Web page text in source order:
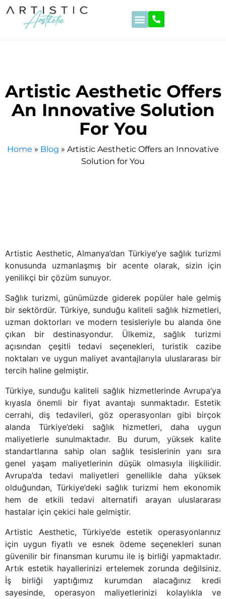
Artistic Aesthetic Offers
An Innovative Solution
For You
Home » Blog » Artistic Aesthetic Offers an Innovative
Solution for You
Artistic Aesthetic, Almanya’dan Türkiye’ye sağlık turizmi
konusunda uzmanlaşmış bir acente olarak, sizin için
yenilikçi bir çözüm sunuyor.
Sağlık turizmi, günümüzde giderek popüler hale gelmiş
bir sektördür. Türkiye, sunduğu kaliteli sağlık hizmetleri,
uzman doktorları ve modern tesisleriyle bu alanda öne
çıkan bir destinasyondur. Ülkemiz, sağlık turizmi
açısından çeşitli tedavi seçenekleri, turistik cazibe
noktaları ve uygun maliyet avantajlarıyla uluslararası bir
tercih haline gelmiştir.
Türkiye, sunduğu kaliteli sağlık hizmetlerinde Avrupa’ya
kıyasla önemli bir fiyat avantajı sunmaktadır. Estetik
cerrahi, diş tedavileri, göz operasyonları gibi birçok
alanda Türkiye’deki sağlık hizmetleri, daha uygun
maliyetlerle sunulmaktadır. Bu durum, yüksek kalite
standartlarına sahip olan sağlık tesislerinin yanı sıra
genel yaşam maliyetlerinin düşük olmasıyla ilişkilidir.
Avrupa’da tedavi maliyetleri genellikle daha yüksek
olduğundan, Türkiye’deki sağlık turizmi hem ekonomik
hem de etkili tedavi alternatifi arayan uluslararası
hastalar için çekici hale gelmiştir.
Artistic Aesthetic, Türkiye’de estetik operasyonlarınız
için uygun fiyatlı ve esnek ödeme seçenekleri sunan
güvenilir bir finansman kurumu ile iş birliği yapmaktadır.
Artık estetik hayallerinizi ertelemek zorunda değilsiniz.
İş birliği yaptığımız kurumdan alacağınız kredi
sayesinde, operasyon maliyetlerinizi kolaylıkla ve